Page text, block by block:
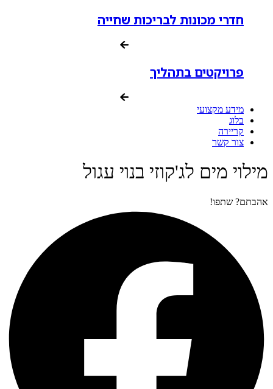
חדרי מכונות לבריכות שחייה
פרויקטים בתהליך
מידע מקצועי
בלוג
קריירה
צור קשר
מילוי מים לג'קוזי בנוי עגול
אהבתם? שתפו!